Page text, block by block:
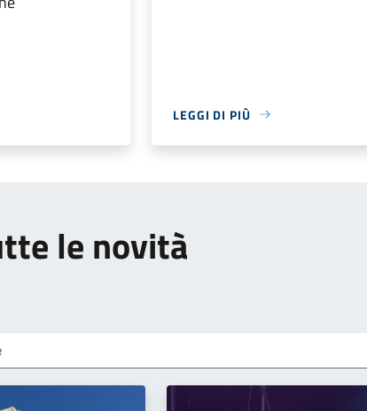
LEGGI DI PIÙ
le novità